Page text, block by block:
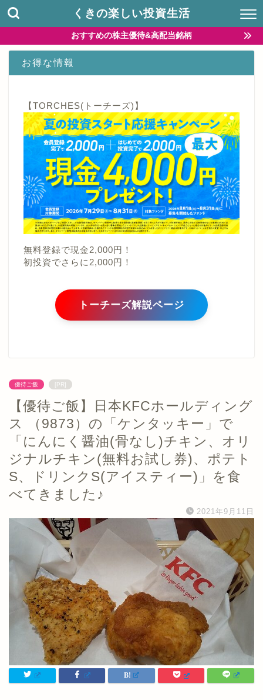
くきの楽しい投資生活
おすすめの株主優待&高配当銘柄
お得な情報
【TORCHES(トーチーズ)】
無料登録で現金2,000円！
初投資でさらに2,000円！
トーチーズ解説ページ
優待ご飯 [PR]
【優待ご飯】日本KFCホールディング
ス （9873）の「ケンタッキー」で
「にんにく醤油(骨なし)チキン、オリ
ジナルチキン(無料お試し券)、ポテト
S、ドリンクS(アイスティー)」を食
べてきました♪
2021年9月11日